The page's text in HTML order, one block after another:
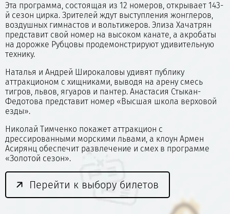
Эта программа, состоящая из 12 номеров, открывает 143-
й сезон цирка. Зрителей ждут выступления жонглеров,
воздушных гимнастов и вольтижеров. Элиза Хачатрян
представит свой номер на высоком канате, а акробаты
на дорожке Рубцовы продемонстрируют удивительную
технику.
Наталья и Андрей Широкаловы удивят публику
аттракционом с хищниками, выводя на арену смесь
тигров, львов, ягуаров и пантер. Анастасия Стыкан-
Федотова представит номер «Высшая школа верховой
езды».
Николай Тимченко покажет аттракцион с
дрессированными морскими львами, а клоун Армен
Асирянц обеспечит развлечение и смех в программе
«Золотой сезон».
Перейти к выбору билетов